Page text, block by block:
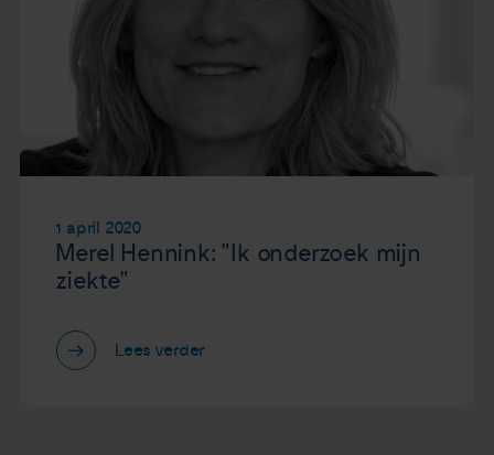
1 april 2020
Merel Hennink: "Ik onderzoek mijn
ziekte"
Lees verder